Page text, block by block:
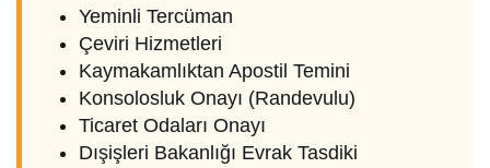
Yeminli Tercüman
Çeviri Hizmetleri
Kaymakamlıktan Apostil Temini
Konsolosluk Onayı (Randevulu)
Ticaret Odaları Onayı
Dışişleri Bakanlığı Evrak Tasdiki